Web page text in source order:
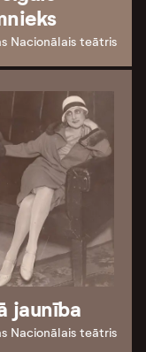
Nacionālais teātris
jaunība
Nacionālais teātris